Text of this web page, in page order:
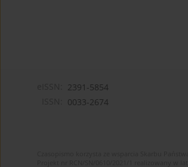
2391-5854
0033-2674